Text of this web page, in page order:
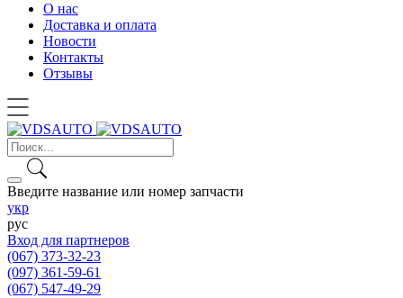
О нас
Доставка и оплата
Новости
Контакты
Отзывы
Введите название или номер запчасти
укр
рус
Вход для партнеров
(067) 373-32-23
(097) 361-59-61
(067) 547-49-29